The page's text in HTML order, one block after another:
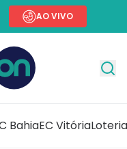
AO VIVO
BahiaEC Vitória